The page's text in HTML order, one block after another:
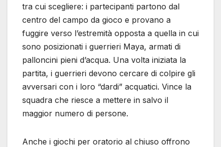
tra cui scegliere: i partecipanti partono dal
centro del campo da gioco e provano a
fuggire verso l’estremità opposta a quella in cui
sono posizionati i guerrieri Maya, armati di
palloncini pieni d’acqua. Una volta iniziata la
partita, i guerrieri devono cercare di colpire gli
avversari con i loro “dardi” acquatici. Vince la
squadra che riesce a mettere in salvo il
maggior numero di persone.
Anche i giochi per oratorio al chiuso offrono